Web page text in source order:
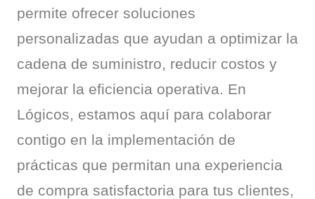
permite ofrecer soluciones
personalizadas que ayudan a optimizar la
cadena de suministro, reducir costos y
mejorar la eficiencia operativa. En
Lógicos, estamos aquí para colaborar
contigo en la implementación de
prácticas que permitan una experiencia
de compra satisfactoria para tus clientes,